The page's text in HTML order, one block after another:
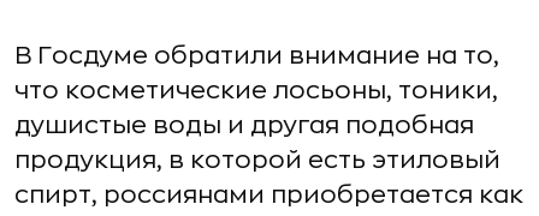
В Госдуме обратили внимание на то,
что косметические лосьоны, тоники,
душистые воды и другая подобная
продукция, в которой есть этиловый
спирт, россиянами приобретается как